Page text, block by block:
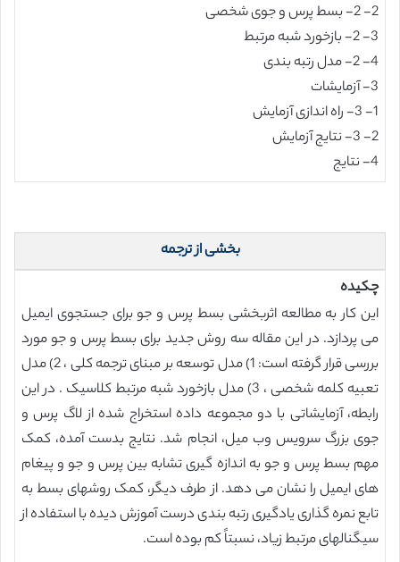
2- 2- بسط پرس و جوی شخصی
3- 2- بازخورد شبه مرتبط
4- 2- مدل رتبه بندی
3- آزمایشات
1- 3- راه اندازی آزمایش
2- 3- نتایج آزمایش
4- نتایج
بخشی از ترجمه
چکیده
این کار به مطالعه اثربخشی بسط پرس و جو برای جستجوی ایمیل
می پردازد. در این مقاله سه روش جدید برای بسط پرس و جو مورد
بررسی قرار گرفته است: 1) مدل توسعه بر مبنای ترجمه کلی ، 2) مدل
تعبیه کلمه شخصی ، 3) مدل بازخورد شبه مرتبط کلاسیک . در این
رابطه، آزمایشاتی با دو مجموعه داده استخراج شده از لاگ پرس و
جوی بزرگ سرویس وب میل، انجام شد. نتایج بدست آمده، کمک
مهم بسط پرس و جو به اندازه گیری تشابه بین پرس و جو و پیغام
های ایمیل را نشان می دهد. از طرف دیگر، کمک روشهای بسط به
تابع نمره گذاری یادگیری رتبه بندی درست آموزش دیده با استفاده از
سیگنالهای مرتبط زیاد، نسبتاً کم بوده است.